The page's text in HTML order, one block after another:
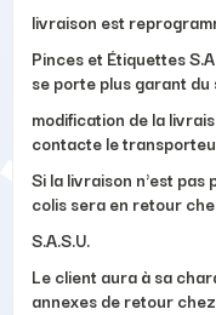
livraison est
Pinces et Étiquettes
se porte plus garant du
modification de la
contacte le
Si la livraison n'est pas
colis sera en retour
S.A.S.U.
Le client aura à sa
annexes de retour